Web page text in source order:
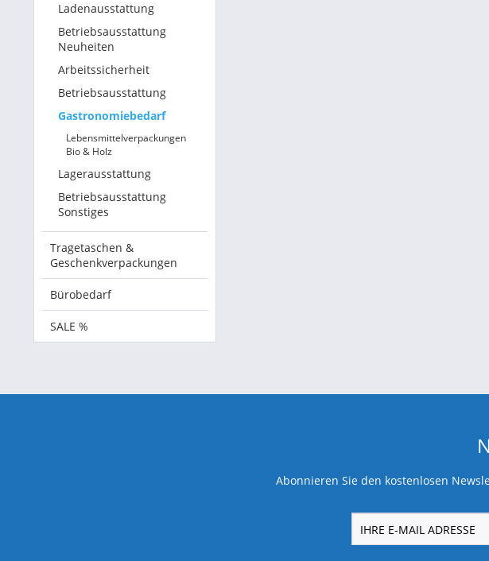
Ladenausstattung
Betriebsausstattung
Neuheiten
Arbeitssicherheit
Betriebsausstattung
Gastronomiebedarf
Lebensmittelverpackungen
Bio & Holz
Lagerausstattung
Betriebsausstattung
Sonstiges
Tragetaschen &
Geschenkverpackungen
Bürobedarf
SALE %
Abonnieren Sie den kostenlosen